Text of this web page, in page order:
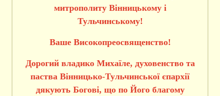
митрополиту Вінницькому і
Тульчинському!
Ваше Високопреосвященство!
Дорогий владико Михаїле, духовенство та
паства Вінницько-Тульчинської єпархії
дякують Богові, що по Його благому